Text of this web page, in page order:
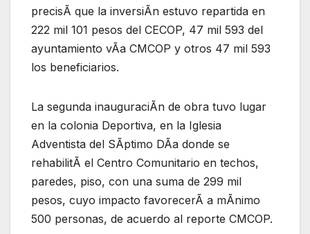
precisÃ que la inversiÃn estuvo repartida en
222 mil 101 pesos del CECOP, 47 mil 593 del
ayuntamiento vÃa CMCOP y otros 47 mil 593
los beneficiarios.
La segunda inauguraciÃn de obra tuvo lugar
en la colonia Deportiva, en la Iglesia
Adventista del SÃptimo DÃa donde se
rehabilitÃ el Centro Comunitario en techos,
paredes, piso, con una suma de 299 mil
pesos, cuyo impacto favorecerÃ a mÃnimo
500 personas, de acuerdo al reporte CMCOP.